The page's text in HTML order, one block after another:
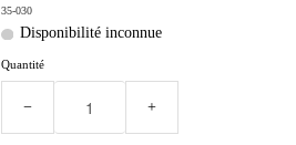
35-030
Disponibilité inconnue
Quantité
− +